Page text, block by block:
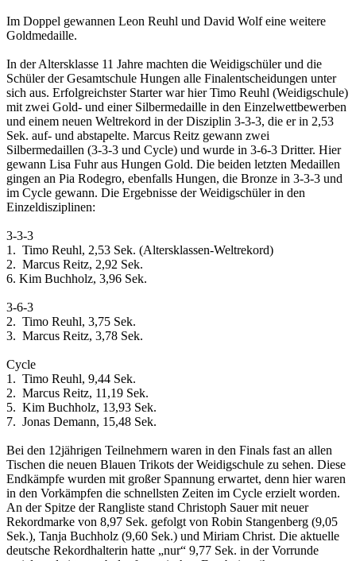
Im Doppel gewannen Leon Reuhl und David Wolf eine weitere
Goldmedaille.
In der Altersklasse 11 Jahre machten die Weidigschüler und die
Schüler der Gesamtschule Hungen alle Finalentscheidungen unter
sich aus. Erfolgreichster Starter war hier Timo Reuhl (Weidigschule)
mit zwei Gold- und einer Silbermedaille in den Einzelwettbewerben
und einem neuen Weltrekord in der Disziplin 3-3-3, die er in 2,53
Sek. auf- und abstapelte. Marcus Reitz gewann zwei
Silbermedaillen (3-3-3 und Cycle) und wurde in 3-6-3 Dritter. Hier
gewann Lisa Fuhr aus Hungen Gold. Die beiden letzten Medaillen
gingen an Pia Rodegro, ebenfalls Hungen, die Bronze in 3-3-3 und
im Cycle gewann. Die Ergebnisse der Weidigschüler in den
Einzeldisziplinen:
3-3-3
1. Timo Reuhl, 2,53 Sek. (Altersklassen-Weltrekord)
2. Marcus Reitz, 2,92 Sek.
6. Kim Buchholz, 3,96 Sek.
3-6-3
2. Timo Reuhl, 3,75 Sek.
3. Marcus Reitz, 3,78 Sek.
Cycle
1. Timo Reuhl, 9,44 Sek.
2. Marcus Reitz, 11,19 Sek.
5. Kim Buchholz, 13,93 Sek.
7. Jonas Demann, 15,48 Sek.
Bei den 12jährigen Teilnehmern waren in den Finals fast an allen
Tischen die neuen Blauen Trikots der Weidigschule zu sehen. Diese
Endkämpfe wurden mit großer Spannung erwartet, denn hier waren
in den Vorkämpfen die schnellsten Zeiten im Cycle erzielt worden.
An der Spitze der Rangliste stand Christoph Sauer mit neuer
Rekordmarke von 8,97 Sek. gefolgt von Robin Stangenberg (9,05
Sek.), Tanja Buchholz (9,60 Sek.) und Miriam Christ. Die aktuelle
deutsche Rekordhalterin hatte „nur“ 9,77 Sek. in der Vorrunde